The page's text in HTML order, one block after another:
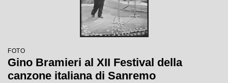
FOTO
Gino Bramieri al XII Festival della
canzone italiana di Sanremo